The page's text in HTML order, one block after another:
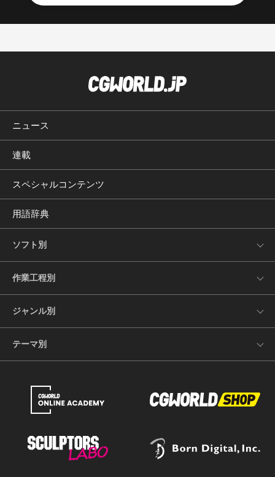
ニュース
連載
スペシャルコンテンツ
用語辞典
ソフト別
作業工程別
ジャンル別
テーマ別